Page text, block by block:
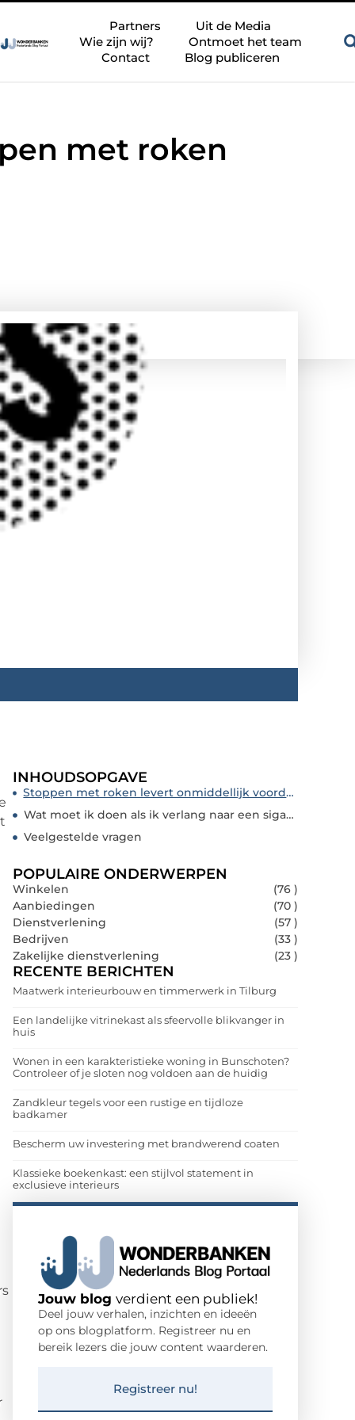
Partners
Uit de Media
Wie zijn wij?
Ontmoet het team
Contact
Blog publiceren
met roken
INHOUDSOPGAVE
Stoppen met roken levert onmiddellijk voordelen op
Wat moet ik doen als ik verlang naar een sigaret?
Veelgestelde vragen
POPULAIRE ONDERWERPEN
Winkelen
(76 )
Aanbiedingen
(70 )
Dienstverlening
(57 )
Bedrijven
(33 )
Zakelijke dienstverlening
(23 )
RECENTE BERICHTEN
Maatwerk interieurbouw en timmerwerk in Tilburg
Een landelijke vitrinekast als sfeervolle blikvanger in
huis
Wonen in een karakteristieke woning in Bunschoten?
Controleer of je sloten nog voldoen aan de huidig
Zandkleur tegels voor een rustige en tijdloze
badkamer
Bescherm uw investering met brandwerend coaten
Klassieke boekenkast: een stijlvol statement in
exclusieve interieurs
Jouw blog verdient een publiek!
Deel jouw verhalen, inzichten en ideeën
op ons blogplatform. Registreer nu en
bereik lezers die jouw content waarderen.
Registreer nu!